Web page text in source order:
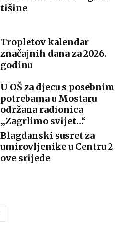
tišine
Tropletov kalendar
značajnih dana za 2026.
godinu
U OŠ za djecu s posebnim
potrebama u Mostaru
održana radionica
„Zagrlimo svijet…“
Blagdanski susret za
umirovljenike u Centru 2
ove srijede